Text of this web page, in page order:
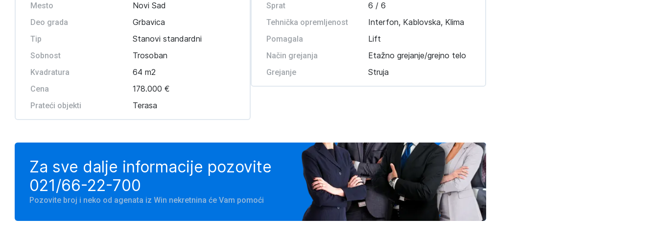
Mesto Novi Sad
Deo grada Grbavica
Tip Stanovi standardni
Sobnost Trosoban
Kvadratura 64 m2
Cena 178.000 €
Prateći objekti Terasa
Sprat 6 / 6
Tehnička opremljenost Interfon, Kablovska, Klima
Pomagala Lift
Način grejanja Etažno grejanje/grejno telo
Grejanje Struja
Za sve dalje informacije pozovite
021/66-22-700
Pozovite broj i neko od agenata iz Win nekretnina će Vam pomoći